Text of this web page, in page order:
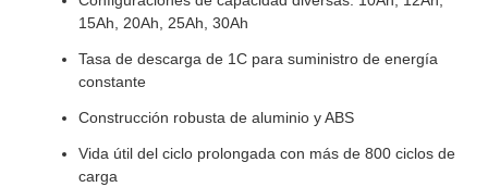
15Ah, 20Ah, 25Ah, 30Ah
Tasa de descarga de 1C para suministro de energía
constante
Construcción robusta de aluminio y ABS
Vida útil del ciclo prolongada con más de 800 ciclos de
carga